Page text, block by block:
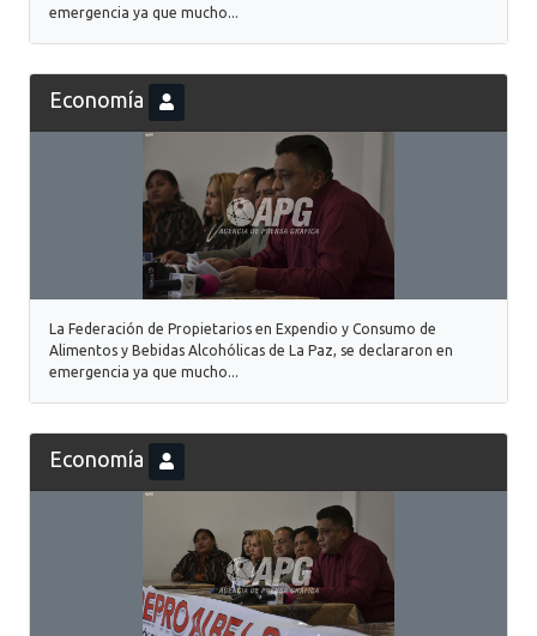
emergencia ya que mucho...
Economía
La Federación de Propietarios en Expendio y Consumo de
Alimentos y Bebidas Alcohólicas de La Paz, se declararon en
emergencia ya que mucho...
Economía